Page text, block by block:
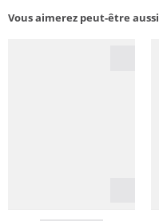
Vous aimerez peut-être aussi